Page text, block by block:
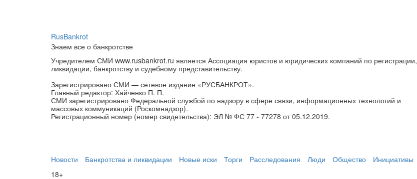
RusBankrot
Знаем все о банкротстве
Учредителем СМИ www.rusbankrot.ru является Ассоциация юристов и юридических компаний по регистрации,
ликвидации, банкротству и судебному представительству.
Зарегистрировано СМИ — сетевое издание «РУСБАНКРОТ».
Главный редактор: Хайченко П. П.
СМИ зарегистрировано Федеральной службой по надзору в сфере связи, информационных технологий и
массовых коммуникаций (Роскомнадзор).
Регистрационный номер (номер свидетельства): ЭЛ № ФС 77 - 77278 от 05.12.2019.
Новости Банкротства и ликвидации Новые иски Торги Расследования Люди Общество Инициативы
18+